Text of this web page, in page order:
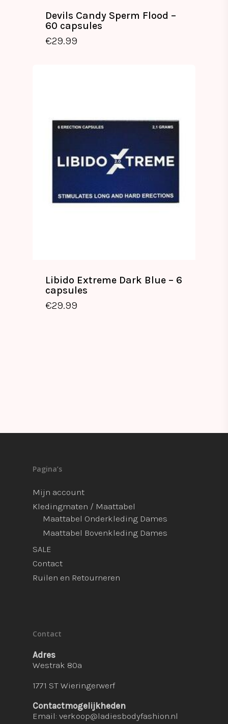
Devils Candy Sperm Flood –
60 capsules
€29.99
Libido Extreme Dark Blue – 6
capsules
€29.99
Pagina’s
Mijn account
Kledingmaten / Maattabel
Maattabel Onderkleding Dames
Maattabel Bovenkleding Dames
SALE
Contact
Ruilen en Retourneren
Contact
Adres
Westrak 80a
1771 ST Wieringerwerf
Contactmogelijkheden
Email: verkoop@ladiesbodyfashion.nl